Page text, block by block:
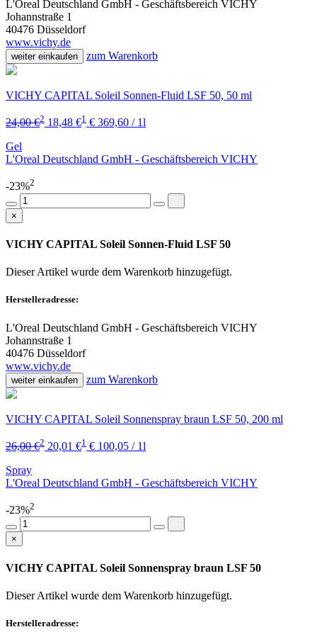
L'Oreal Deutschland GmbH - Geschäftsbereich VICHY
Johannstraße 1
40476 Düsseldorf
www.vichy.de
weiter einkaufen zum Warenkorb
VICHY CAPITAL Soleil Sonnen-Fluid LSF 50, 50 ml
24,00 €2 18,48 €1 € 369,60 / 1l
Gel
L'Oreal Deutschland GmbH - Geschäftsbereich VICHY
-23%2
×
VICHY CAPITAL Soleil Sonnen-Fluid LSF 50
Dieser Artikel wurde dem Warenkorb hinzugefügt.
Herstelleradresse:
L'Oreal Deutschland GmbH - Geschäftsbereich VICHY
Johannstraße 1
40476 Düsseldorf
www.vichy.de
weiter einkaufen zum Warenkorb
VICHY CAPITAL Soleil Sonnenspray braun LSF 50, 200 ml
26,00 €2 20,01 €1 € 100,05 / 1l
Spray
L'Oreal Deutschland GmbH - Geschäftsbereich VICHY
-23%2
×
VICHY CAPITAL Soleil Sonnenspray braun LSF 50
Dieser Artikel wurde dem Warenkorb hinzugefügt.
Herstelleradresse: